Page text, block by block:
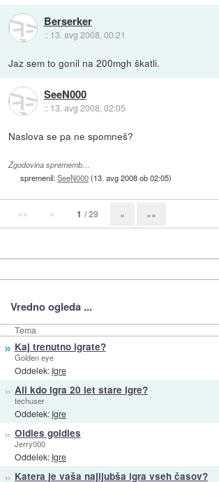
Berserker
:: 13. avg 2008, 00:21
Jaz sem to gonil na 200mgh škatli.
SeeN000
:: 13. avg 2008, 02:05
Naslova se pa ne spomneš?
Zgodovina sprememb…
spremenil:SeeN000(13. avg 2008 ob 02:05)
«« « 1 / 29 » »»
Vredno ogleda ...
Tema
» Kaj trenutno igrate?
Golden eye
Oddelek: Igre
» Ali kdo igra 20 let stare igre?
techuser
Oddelek: Igre
» Oldies goldies
Jerry000
Oddelek: Igre
» Katera je vaša najljubša igra vseh časov?